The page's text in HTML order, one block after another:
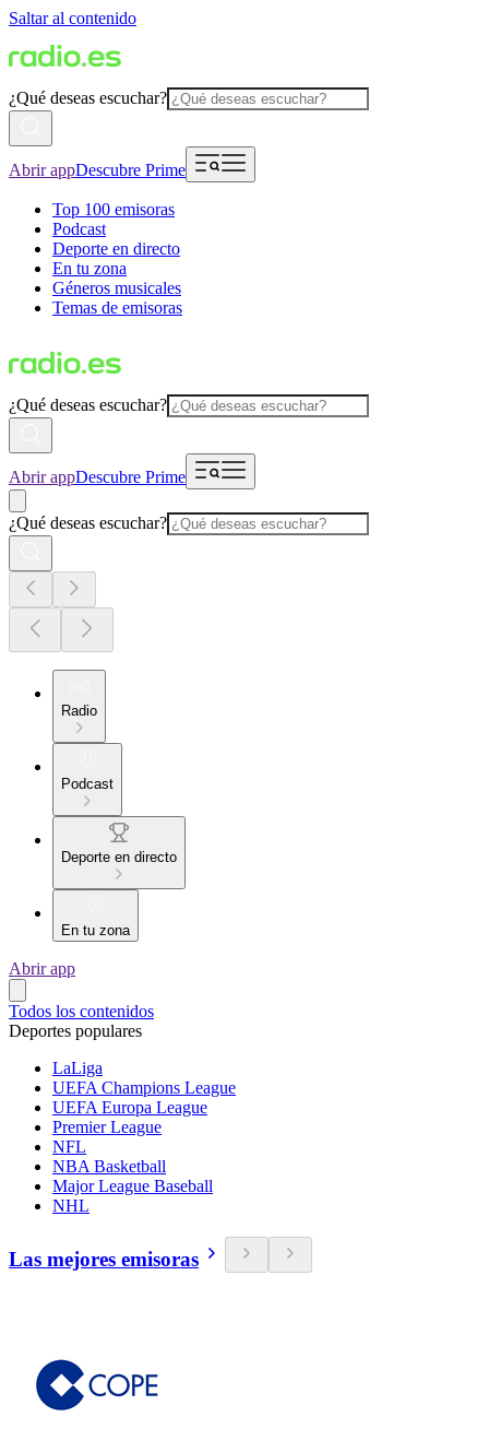
Saltar al contenido
¿Qué deseas escuchar?
Abrir appDescubre Prime
Top 100 emisoras
Podcast
Deporte en directo
En tu zona
Géneros musicales
Temas de emisoras
¿Qué deseas escuchar?
Abrir appDescubre Prime
¿Qué deseas escuchar?
Radio
Podcast
Deporte en directo
En tu zona
Abrir app
Todos los contenidos
Deportes populares
LaLiga
UEFA Champions League
UEFA Europa League
Premier League
NFL
NBA Basketball
Major League Baseball
NHL
Las mejores emisoras